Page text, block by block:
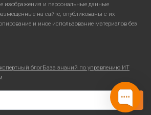
изображения и персональные данные
на сайте, опубликованы с их
и иное использование материалов без
блогБаза знаний по управлению ИТ